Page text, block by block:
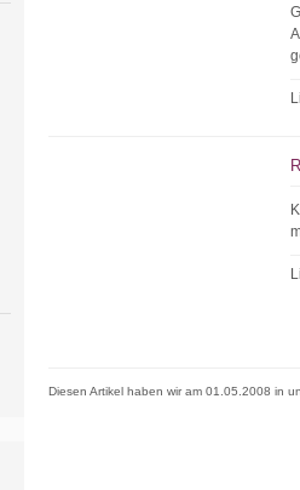
Diesen Artikel haben wir am 01.05.2008 in